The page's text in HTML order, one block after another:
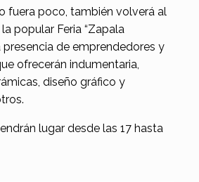
fuera poco, también volverá al
popular Feria “Zapala
presencia de emprendedores y
ofrecerán indumentaria,
diseño gráfico y
lugar desde las 17 hasta